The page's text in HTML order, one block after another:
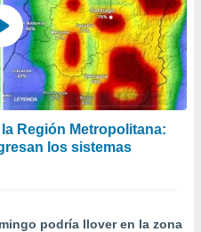
Región Metropolitana:
los sistemas
podría llover en la zona